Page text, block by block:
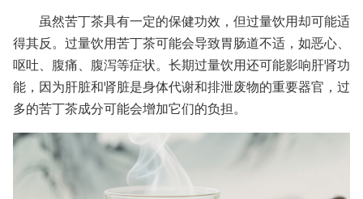
虽然苦丁茶具有一定的保健功效，但过量饮用却可能适
得其反。过量饮用苦丁茶可能会导致胃肠道不适，如恶心、
呕吐、腹痛、腹泻等症状。长期过量饮用还可能影响肝肾功
能，因为肝脏和肾脏是身体代谢和排泄废物的重要器官，过
多的苦丁茶成分可能会增加它们的负担。